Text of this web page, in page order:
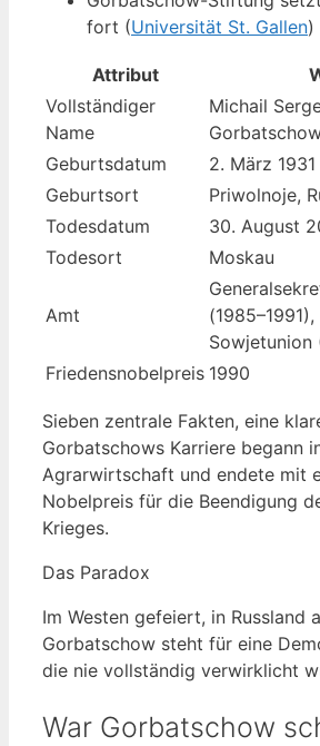
fort (Universität St. Gallen)
Attribut
Vollständiger
Name
Michail
Geburtsdatum
2. März 1931
Geburtsort
Priwolnoje,
Todesdatum
30. August
Todesort
Moskau
Amt
Sowjetunion
Friedensnobelpreis 1990
Sieben zentrale Fakten, eine
Gorbatschows Karriere begann
Agrarwirtschaft und endete mit
Nobelpreis für die Beendigung
Krieges.
Das Paradox
Im Westen gefeiert, in Russland
Gorbatschow steht für eine
die nie vollständig verwirklicht
War Gorbatschow